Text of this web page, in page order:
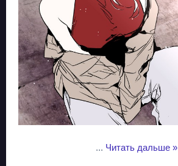
... Читать дальше »